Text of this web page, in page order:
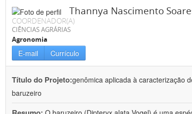
Thannya Nascimento
COORDENADOR(A)
CIÊNCIAS AGRÁRIAS
Agronomia
E-mail Currículo
Título do Projeto:genômica aplicada à caracterização
baruzeiro